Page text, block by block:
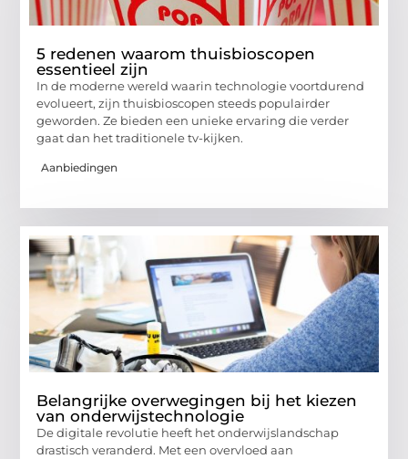
5 redenen waarom thuisbioscopen
essentieel zijn
In de moderne wereld waarin technologie voortdurend
evolueert, zijn thuisbioscopen steeds populairder
geworden. Ze bieden een unieke ervaring die verder
gaat dan het traditionele tv-kijken.
Aanbiedingen
Belangrijke overwegingen bij het kiezen
van onderwijstechnologie
De digitale revolutie heeft het onderwijslandschap
drastisch veranderd. Met een overvloed aan